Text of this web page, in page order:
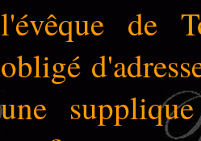
l'évêque de
obligé
une